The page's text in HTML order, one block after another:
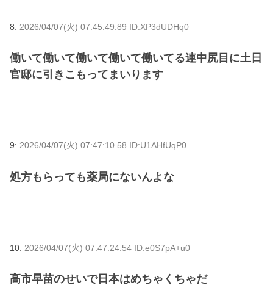
8: 2026/04/07(火) 07:45:49.89 ID:XP3dUDHq0
働いて働いて働いて働いて働いてる連中尻目に土日
官邸に引きこもってまいります
9: 2026/04/07(火) 07:47:10.58 ID:U1AHfUqP0
処方もらっても薬局にないんよな
10: 2026/04/07(火) 07:47:24.54 ID:e0S7pA+u0
高市早苗のせいで日本はめちゃくちゃだ